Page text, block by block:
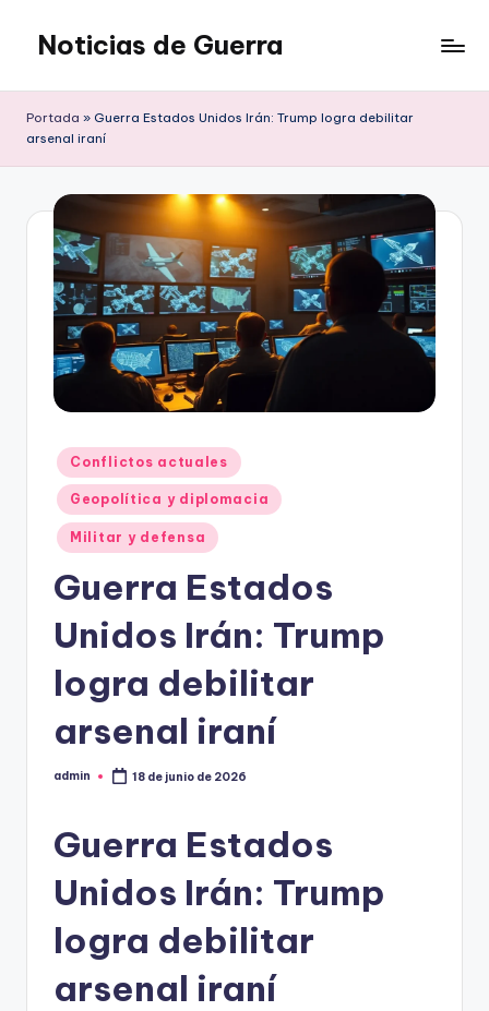
Saltar
contenido
Noticias de Guerra
Portada » Guerra Estados Unidos Irán: Trump logra debilitar
arsenal iraní
Publicado
en
Conflictos actuales
Geopolítica y diplomacia
Militar y defensa
Guerra Estados
Unidos Irán: Trump
logra debilitar
arsenal iraní
Publicado
admin 18 de junio de 2026
Guerra Estados
Unidos Irán: Trump
logra debilitar
arsenal iraní